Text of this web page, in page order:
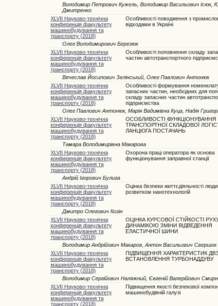
Володимир Петрович Кужель, Володимир Васильович Ісюк,
Дмитренко
XLVII Науково-технічна
конференція факультету
машинобудування та
транспорту (2018)
Особливості поводження з
відходами в Україні
Олег Володимирович Березюк
XLVII Науково-технічна
конференція факультету
машинобудування та
транспорту (2018)
Особливості поповнення складу
частин автотранспортного
Вячеслав Йосипович Зелінський, Олег Павлович Антонюк
XLVII Науково-технічна
конференція факультету
машинобудування та
транспорту (2018)
Особливості формування
запасних частин, необхідних для
складу запасних частин
підприємства
Олег Павлович Антонюк, Марія Вадимівна Куца, Надія
XLVII Науково-технічна
конференція факультету
машинобудування та
транспорту (2018)
ОСОБЛИВОСТІ ФУНКЦІОНУВАННЯ
ТРАНСПОРТНОЇ СКЛАДОВОЇ
ЛАНЦЮГА ПОСТАЧАНЬ
Тамара Володимирівна Макарова
XLVII Науково-технічна
конференція факультету
машинобудування та
транспорту (2018)
Охорона праці оператора як основа
функціонування заправної станції
Андрій Ігорович Булига
XLVII Науково-технічна
конференція факультету
машинобудування та
транспорту (2018)
Оцінка безпеки життєдіяльності
розвитком нанотехнологій
Дмитро Олегович Козін
XLVII Науково-технічна
конференція факультету
машинобудування та
транспорту (2018)
ОЦІНКА КУРСОВОЇ СТІЙКОСТІ
ДИНАМІКОЮ ЗМІНИ ВІДВЕДЕННЯ
ЕЛАСТИЧНОЇ ШИНИ
Володимир Андрійович Макаров, Антон Васильович Свершок
XLVII Науково-технічна
конференція факультету
машинобудування та
транспорту (2018)
ПІДВИЩЕННЯ ХАРАКТЕРИСТИК
ВСТАНОВЛЕННЯ ТУРБОНАДДУВУ
Володимир Сергійович Наляжний, Євгеній Валерійович
XLVII Науково-технічна
конференція факультету
машинобудування та
транспорту (2018)
Підвищення якості безпекової
машинобудівній галузі